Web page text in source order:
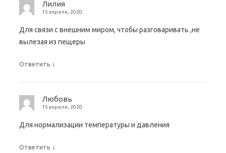
Лилия
15 апреля, 2020
Для связи с внешним миром, чтобы разговаривать ,не
вылезая из пещеры
Ответить ↓
Любовь
15 апреля, 2020
Для нормализации температуры и давления
Ответить ↓